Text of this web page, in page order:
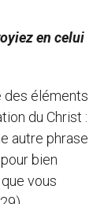
en celui
des éléments
du Christ :
autre phrase
bien
vous